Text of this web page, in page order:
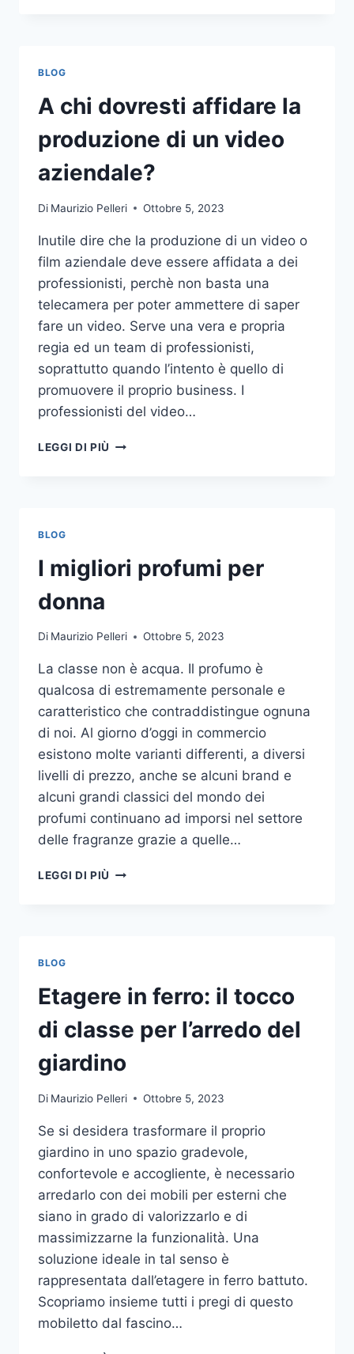
NELLE
SCOMMESSE
SPORTIVE
ONLINE
BLOG
A chi dovresti affidare la
produzione di un video
aziendale?
Di Maurizio Pelleri Ottobre 5, 2023
Inutile dire che la produzione di un video o
film aziendale deve essere affidata a dei
professionisti, perchè non basta una
telecamera per poter ammettere di saper
fare un video. Serve una vera e propria
regia ed un team di professionisti,
soprattutto quando l’intento è quello di
promuovere il proprio business. I
professionisti del video…
LEGGI DI PIÙ
VIDEO
BLOG
I migliori profumi per
donna
Di Maurizio Pelleri Ottobre 5, 2023
La classe non è acqua. Il profumo è
qualcosa di estremamente personale e
caratteristico che contraddistingue ognuna
di noi. Al giorno d’oggi in commercio
esistono molte varianti differenti, a diversi
livelli di prezzo, anche se alcuni brand e
alcuni grandi classici del mondo dei
profumi continuano ad imporsi nel settore
delle fragranze grazie a quelle…
LEGGI DI PIÙ
BLOG
Etagere in ferro: il tocco
di classe per l’arredo del
giardino
Di Maurizio Pelleri Ottobre 5, 2023
Se si desidera trasformare il proprio
giardino in uno spazio gradevole,
confortevole e accogliente, è necessario
arredarlo con dei mobili per esterni che
siano in grado di valorizzarlo e di
massimizzarne la funzionalità. Una
soluzione ideale in tal senso è
rappresentata dall’etagere in ferro battuto.
Scopriamo insieme tutti i pregi di questo
mobiletto dal fascino…